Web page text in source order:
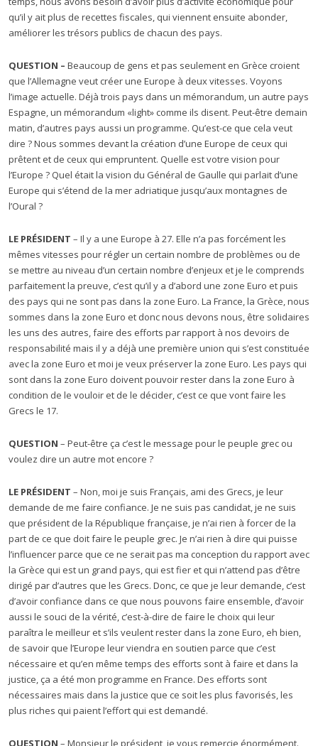
qu’il y ait plus de recettes fiscales, qui viennent ensuite abonder,
améliorer les trésors publics de chacun des pays.
QUESTION – Beaucoup de gens et pas seulement en Grèce croient
que l’Allemagne veut créer une Europe à deux vitesses. Voyons
l’image actuelle. Déjà trois pays dans un mémorandum, un autre pays
Espagne, un mémorandum «light» comme ils disent. Peut-être demain
matin, d’autres pays aussi un programme. Qu’est-ce que cela veut
dire ? Nous sommes devant la création d’une Europe de ceux qui
prêtent et de ceux qui empruntent. Quelle est votre vision pour
l’Europe ? Quel était la vision du Général de Gaulle qui parlait d’une
Europe qui s’étend de la mer adriatique jusqu’aux montagnes de
l’Oural ?
LE PRÉSIDENT – Il y a une Europe à 27. Elle n’a pas forcément les
mêmes vitesses pour régler un certain nombre de problèmes ou de
se mettre au niveau d’un certain nombre d’enjeux et je le comprends
parfaitement la preuve, c’est qu’il y a d’abord une zone Euro et puis
des pays qui ne sont pas dans la zone Euro. La France, la Grèce, nous
sommes dans la zone Euro et donc nous devons nous, être solidaires
les uns des autres, faire des efforts par rapport à nos devoirs de
responsabilité mais il y a déjà une première union qui s’est constituée
avec la zone Euro et moi je veux préserver la zone Euro. Les pays qui
sont dans la zone Euro doivent pouvoir rester dans la zone Euro à
condition de le vouloir et de le décider, c’est ce que vont faire les
Grecs le 17.
QUESTION – Peut-être ça c’est le message pour le peuple grec ou
voulez dire un autre mot encore ?
LE PRÉSIDENT – Non, moi je suis Français, ami des Grecs, je leur
demande de me faire confiance. Je ne suis pas candidat, je ne suis
que président de la République française, je n’ai rien à forcer de la
part de ce que doit faire le peuple grec. Je n’ai rien à dire qui puisse
l’influencer parce que ce ne serait pas ma conception du rapport avec
la Grèce qui est un grand pays, qui est fier et qui n’attend pas d’être
dirigé par d’autres que les Grecs. Donc, ce que je leur demande, c’est
d’avoir confiance dans ce que nous pouvons faire ensemble, d’avoir
aussi le souci de la vérité, c’est-à-dire de faire le choix qui leur
paraîtra le meilleur et s’ils veulent rester dans la zone Euro, eh bien,
de savoir que l’Europe leur viendra en soutien parce que c’est
nécessaire et qu’en même temps des efforts sont à faire et dans la
justice, ça a été mon programme en France. Des efforts sont
nécessaires mais dans la justice que ce soit les plus favorisés, les
plus riches qui paient l’effort qui est demandé.
QUESTION – Monsieur le président, je vous remercie énormément.